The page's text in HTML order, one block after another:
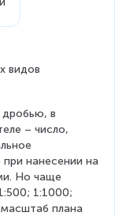
видов
в
– число,
нанесении на
Но чаще
1:1000;
плана